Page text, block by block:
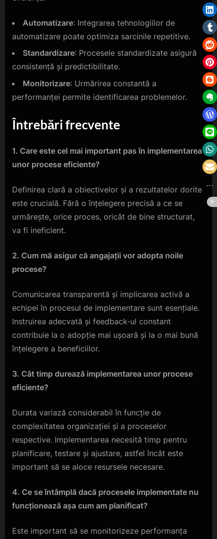
Automatizare: Integrarea tehnologiilor de
automatizare poate optimiza sarcinile repetitive.
Standardizare: Procesele standardizate asigură
consistență și predictibilitate.
Monitorizare: Urmărirea constantă a
performanței permite identificarea problemelor.
Întrebări frecvente
1. Care este cel mai important pas în implementarea
unor procese eficiente?
Definirea clară a obiectivelor și a rezultatelor dorite
este crucială. Fără o înțelegere precisă a ce se
urmărește, orice proces, oricât de bine structurat,
va fi ineficient.
2. Cum mă asigur că angajații vor adopta noile
procese?
Comunicarea transparentă și implicarea activă a
echipei în procesul de implementare sunt esențiale.
Instruirea adecvată și feedback-ul constant
contribuie la o adopție mai ușoară și la o mai bună
înțelegere a beneficiilor.
3. Cât timp durează implementarea unor procese
eficiente?
Durata variază considerabil în funcție de
complexitatea organizației și a proceselor
respective. Implementarea necesită timp pentru
planificare, testare și ajustare, astfel încât este
important să se aloce resursele necesare.
4. Ce se întâmplă dacă procesele implementate nu
funcționează așa cum am planificat?
Este important să se monitorizeze performanța